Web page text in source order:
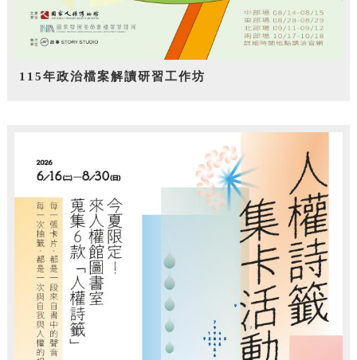
115年政治檔案解讀研習工作坊